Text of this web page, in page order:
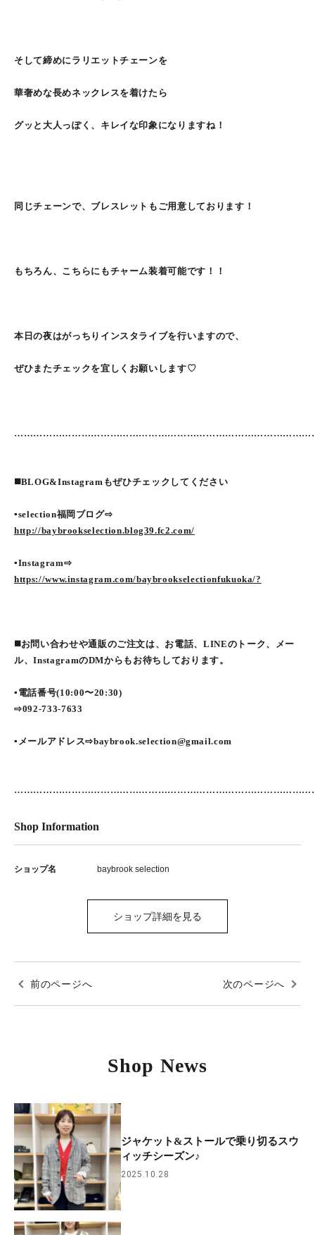
そして締めにラリエットチェーンを
華奢めな長めネックレスを着けたら
グッと大人っぽく、キレイな印象になりますね！
同じチェーンで、ブレスレットもご用意しております！
もちろん、こちらにもチャーム装着可能です！！
本日の夜はがっちりインスタライブを行いますので、
ぜひまたチェックを宜しくお願いします♡
◼️BLOG&Instagramもぜひチェックしてください
▪selection福岡ブログ⇨
http://baybrookselection.blog39.fc2.com/
▪Instagram⇨
https://www.instagram.com/baybrookselectionfukuoka/?
◼️お問い合わせや通販のご注文は、お電話、LINEのトーク、メー
ル、InstagramのDMからもお待ちしております。
▪️電話番号(10:00〜20:30)
⇨092-733-7633
▪メールアドレス⇨baybrook.selection@gmail.com
Shop Information
ショップ名 baybrook selection
ショップ詳細を見る
前のページへ 次のページへ
Shop News
ジャケット&ストールで乗り切るスウ
ィッチシーズン♪
2025.10.28